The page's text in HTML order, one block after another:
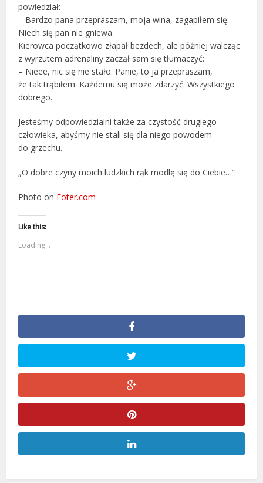
powiedział:
– Bardzo pana przepraszam, moja wina, zagapiłem się.
Niech się pan nie gniewa.
Kierowca początkowo złapał bezdech, ale później walcząc
z wyrzutem adrenaliny zaczął sam się tłumaczyć:
– Nieee, nic się nie stało. Panie, to ja przepraszam,
że tak trąbiłem. Każdemu się może zdarzyć. Wszystkiego
dobrego.
Jesteśmy odpowiedzialni także za czystość drugiego
człowieka, abyśmy nie stali się dla niego powodem
do grzechu.
„O dobre czyny moich ludzkich rąk modlę się do Ciebie…”
Photo on Foter.com
Like this:
Loading...